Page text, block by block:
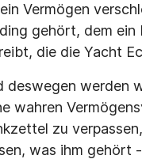
Vermögen
gehört, dem ein
die die Yacht
deswegen werden
wahren
zu
was ihm gehört